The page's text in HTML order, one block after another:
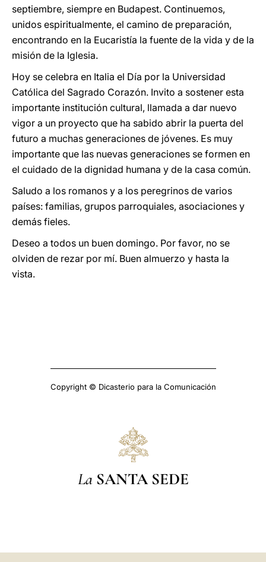
septiembre, siempre en Budapest. Continuemos,
unidos espiritualmente, el camino de preparación,
encontrando en la Eucaristía la fuente de la vida y de la
misión de la Iglesia.
Hoy se celebra en Italia el Día por la Universidad
Católica del Sagrado Corazón. Invito a sostener esta
importante institución cultural, llamada a dar nuevo
vigor a un proyecto que ha sabido abrir la puerta del
futuro a muchas generaciones de jóvenes. Es muy
importante que las nuevas generaciones se formen en
el cuidado de la dignidad humana y de la casa común.
Saludo a los romanos y a los peregrinos de varios
países: familias, grupos parroquiales, asociaciones y
demás fieles.
Deseo a todos un buen domingo. Por favor, no se
olviden de rezar por mí. Buen almuerzo y hasta la
vista.
Copyright © Dicasterio para la Comunicación
La SANTA SEDE